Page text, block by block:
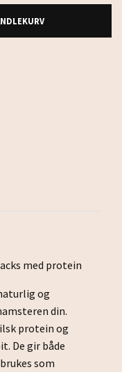
med protein
og
din.
protein og
De gir både
som